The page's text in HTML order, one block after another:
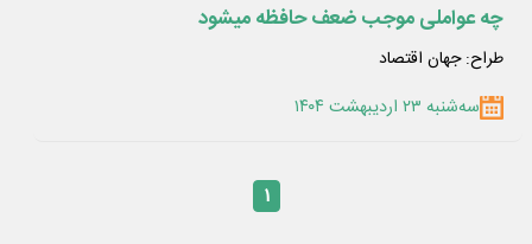
چه عواملی موجب ضعف حافظه میشود
طراح: جهان اقتصاد
سه‌شنبه ۲۳ اردیبهشت ۱۴۰۴
۱